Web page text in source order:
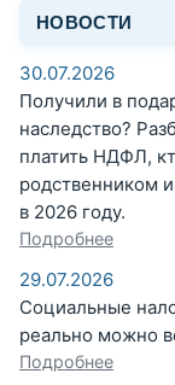
НОВОСТИ
30.07.2026
Получили в
наследство?
платить НДФЛ,
родственником
в 2026 году.
Подробнее
29.07.2026
Социальные
реально можно
Подробнее